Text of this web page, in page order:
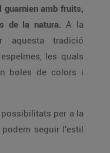
guarnien amb fruits,
de la natura. A la
aquesta tradició
les quals
boles de colors i
per a la
seguir l’estil